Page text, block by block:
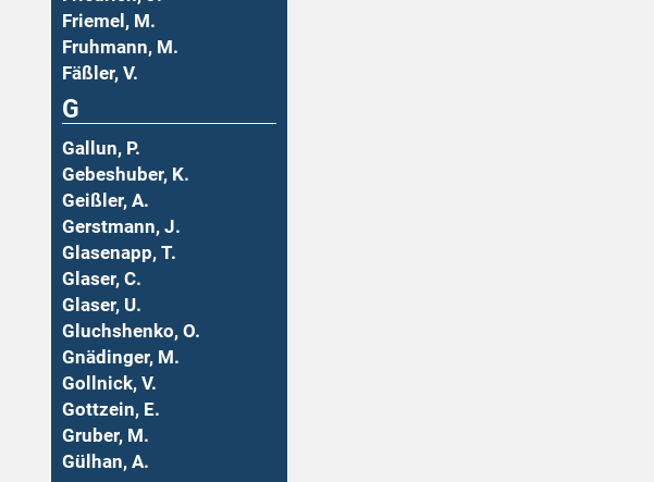
Friemel, M.
Fruhmann, M.
Fäßler, V.
G
Gallun, P.
Gebeshuber, K.
Geißler, A.
Gerstmann, J.
Glasenapp, T.
Glaser, C.
Glaser, U.
Gluchshenko, O.
Gnädinger, M.
Gollnick, V.
Gottzein, E.
Gruber, M.
Gülhan, A.